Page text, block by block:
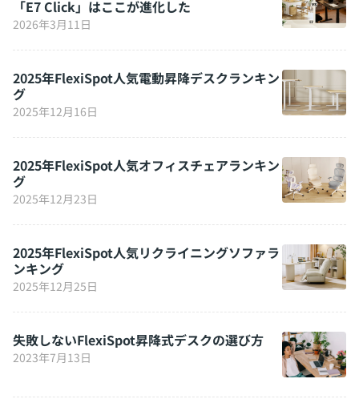
「E7 Click」はここが進化した
2026年3月11日
2025年FlexiSpot人気電動昇降デスクランキン
グ
2025年12月16日
2025年FlexiSpot人気オフィスチェアランキン
グ
2025年12月23日
2025年FlexiSpot人気リクライニングソファラ
ンキング
2025年12月25日
失敗しないFlexiSpot昇降式デスクの選び方
2023年7月13日